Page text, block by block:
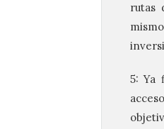
rutas
5: Ya